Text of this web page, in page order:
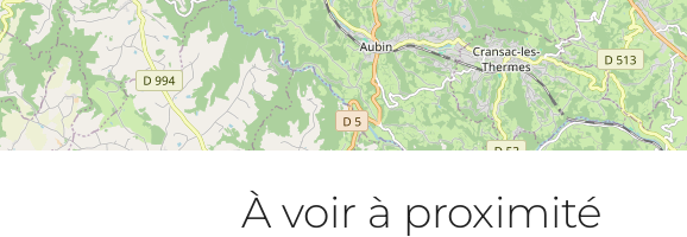
À voir à proximité